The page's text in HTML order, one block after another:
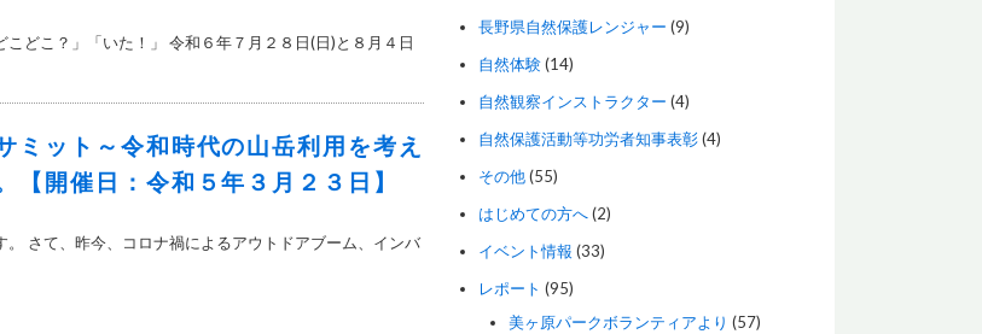
こどこ？」「いた！」 令和６年７月２８日(日)と８月４日
ミット～令和時代の山岳利用を考え
【開催日：令和５年３月２３日】
さて、昨今、コロナ禍によるアウトドアブーム、インバ
長野県自然保護レンジャー (9)
自然体験(14)
自然観察インストラクター (4)
自然保護活動等功労者知事表彰(4)
その他(55)
はじめての方へ(2)
イベント情報 (33)
レポート (95)
美ヶ原パークボランティアより (57)